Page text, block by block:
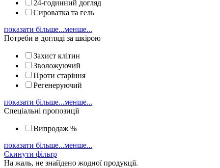
24-годинний догляд
Сироватка та гель
показати більше...менше...
Потреби в догляді за шкірою
Захист клітин
Зволожуючий
Проти старіння
Регенеруючий
показати більше...менше...
Спеціальні пропозиції
Випродаж %
показати більше...менше...
Скинути фільтр
На жаль, не знайдено жодної продукції.